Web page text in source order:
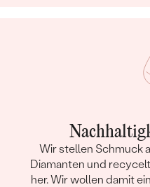
Wir stellen Schmuck
Diamanten und
her. Wir wollen damit